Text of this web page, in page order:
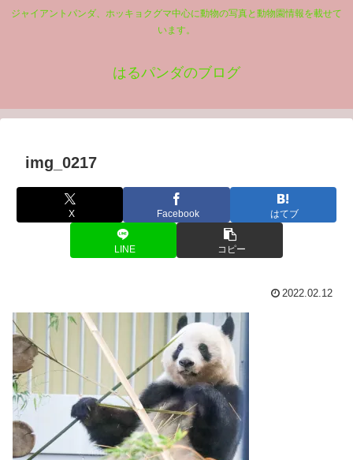
ジャイアントパンダ、ホッキョクグマ中心に動物の写真と動物園情報を載せて
います。
はるパンダのブログ
img_0217
X Facebook はてブ
LINE コピー
2022.02.12